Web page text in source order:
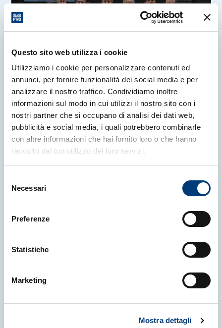
Questo sito web utilizza i cookie
Utilizziamo i cookie per personalizzare contenuti ed
annunci, per fornire funzionalità dei social media e per
analizzare il nostro traffico. Condividiamo inoltre
informazioni sul modo in cui utilizzi il nostro sito con i
nostri partner che si occupano di analisi dei dati web,
pubblicità e social media, i quali potrebbero combinarle
con altre informazioni che hai fornito loro o che hanno
raccolto dal tuo utilizzo dei loro servizi.
delNecessari
Preferenze
Statistiche
Marketing
Mostra dettagli
30 July 2026 | NEWS
CNR President Andrea
Lenzi Visits Trieste's Scientific
SISSA – International School of Advanced
CNR – Istituto Officina dei Materiali – IOM